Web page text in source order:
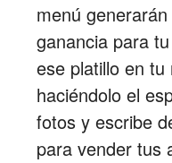
menú
ganancia para
ese platillo en
haciéndolo el
fotos y escribe
para vender tus